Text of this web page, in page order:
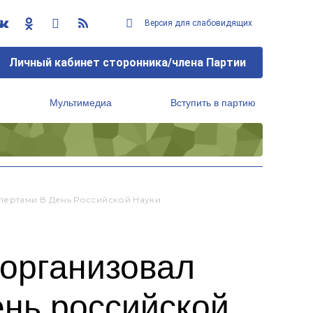
Версия для слабовидящих
Личный кабинет сторонника/члена Партии
Мультимедиа Вступить в партию
В День Российской Науки